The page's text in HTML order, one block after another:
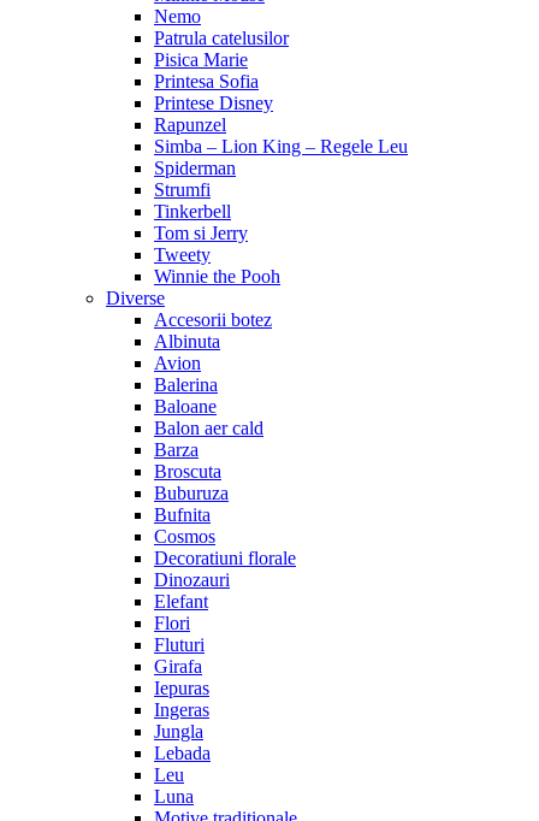
Nemo
Patrula catelusilor
Pisica Marie
Printesa Sofia
Printese Disney
Rapunzel
Simba – Lion King – Regele Leu
Spiderman
Strumfi
Tinkerbell
Tom si Jerry
Tweety
Winnie the Pooh
Diverse
Accesorii botez
Albinuta
Avion
Balerina
Baloane
Balon aer cald
Barza
Broscuta
Buburuza
Bufnita
Cosmos
Decoratiuni florale
Dinozauri
Elefant
Flori
Fluturi
Girafa
Iepuras
Ingeras
Jungla
Lebada
Leu
Luna